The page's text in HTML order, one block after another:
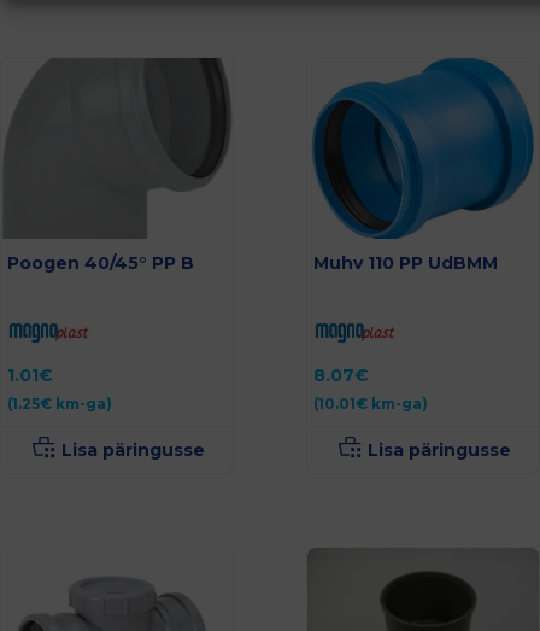
Poogen 40/45° PP B
1.01€
(1.25€ km-ga)
Lisa päringusse
Muhv 110 PP UdBMM
8.07€
(10.01€ km-ga)
Lisa päringusse